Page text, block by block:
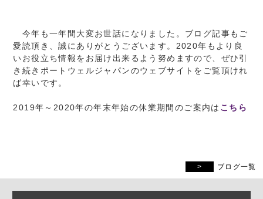
今年も一年間大変お世話になりました。ブログ記事もご
愛読頂き、誠にありがとうございます。2020年もより良
いお役立ち情報をお届け出来るよう努めますので、ぜひ引
き続きポートウェルジャパンのウェブサイトをご覧頂けれ
ば幸いです。
2019年～2020年の年末年始の休業期間のご案内は こちら
ブログ一覧